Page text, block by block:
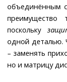
объединённым
преимущество
поскольку
одной деталью.
– заменять
но и матрицу